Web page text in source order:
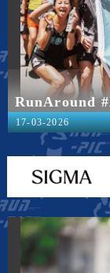
RunAround
17-03-2026